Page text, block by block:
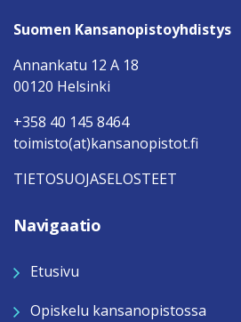
Suomen Kansanopistoyhdistys
Annankatu 12 A 18
00120 Helsinki
+358 40 145 8464
toimisto(at)kansanopistot.fi
TIETOSUOJASELOSTEET
Navigaatio
Etusivu
Opiskelu kansanopistossa